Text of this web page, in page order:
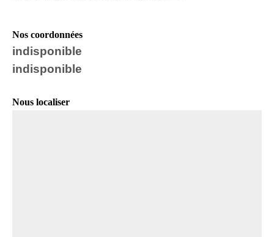
Nos coordonnées
indisponible
indisponible
Nous localiser